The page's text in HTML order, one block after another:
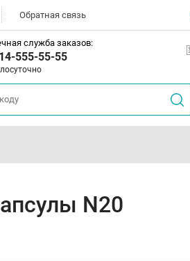
Обратная связь
служба заказов:
555-55-55
N20